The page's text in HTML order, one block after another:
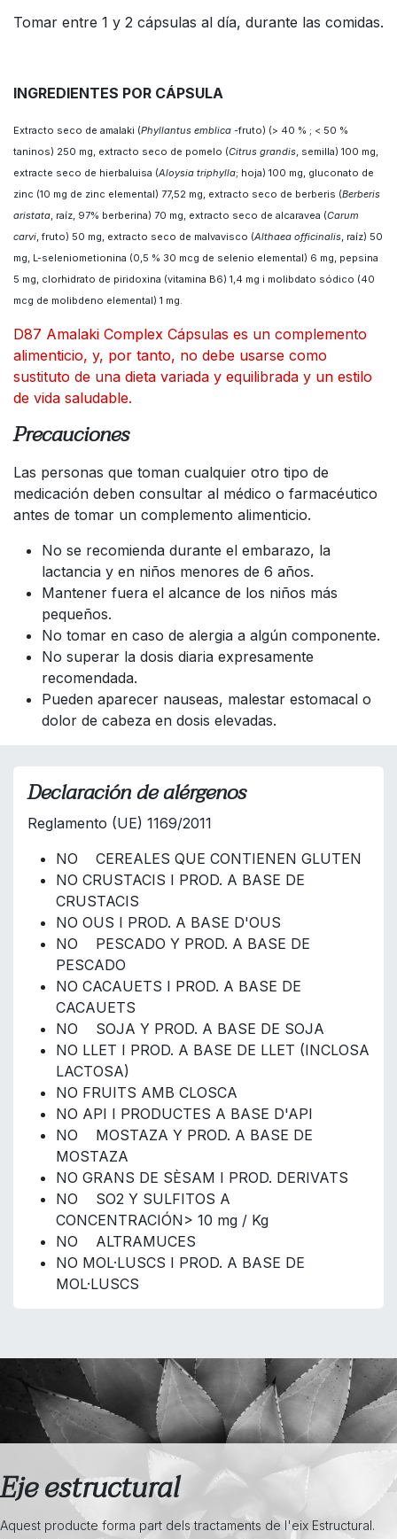
Tomar entre 1 y 2 cápsulas al día, durante las comidas.
INGREDIENTES POR CÁPSULA
Extracto seco de amalaki (Phyllantus emblica -fruto) (> 40 % ; < 50 %
taninos) 250 mg, extracto seco de pomelo (Citrus grandis, semilla) 100 mg,
extracte seco de hierbaluisa (Aloysia triphylla; hoja) 100 mg, gluconato de
zinc (10 mg de zinc elemental) 77,52 mg, extracto seco de berberis (Berberis
aristata, raíz, 97% berberina) 70 mg, extracto seco de alcaravea (Carum
carvi, fruto) 50 mg, extracto seco de malvavisco (Althaea officinalis, raíz) 50
mg, L-seleniometionina (0,5 % 30 mcg de selenio elemental) 6 mg, pepsina
5 mg, clorhidrato de piridoxina (vitamina B6) 1,4 mg i molibdato sódico (40
mcg de molibdeno elemental) 1 mg.
D87 Amalaki Complex Cápsulas es un complemento
alimenticio, y, por tanto, no debe usarse como
sustituto de una dieta variada y equilibrada y un estilo
de vida saludable.
Precauciones
Las personas que toman cualquier otro tipo de
medicación deben consultar al médico o farmacéutico
antes de tomar un complemento alimenticio.
No se recomienda durante el embarazo, la
lactancia y en niños menores de 6 años.
Mantener fuera el alcance de los niños más
pequeños.
No tomar en caso de alergia a algún componente.
No superar la dosis diaria expresamente
recomendada.
Pueden aparecer nauseas, malestar estomacal o
dolor de cabeza en dosis elevadas.
Declaración de alérgenos
Reglamento (UE) 1169/2011
NO CEREALES QUE CONTIENEN GLUTEN
NO CRUSTACIS I PROD. A BASE DE
CRUSTACIS
NO OUS I PROD. A BASE D'OUS
NO PESCADO Y PROD. A BASE DE
PESCADO
NO CACAUETS I PROD. A BASE DE
CACAUETS
NO SOJA Y PROD. A BASE DE SOJA
NO LLET I PROD. A BASE DE LLET (INCLOSA
LACTOSA)
NO FRUITS AMB CLOSCA
NO API I PRODUCTES A BASE D'API
NO MOSTAZA Y PROD. A BASE DE
MOSTAZA
NO GRANS DE SÈSAM I PROD. DERIVATS
NO SO2 Y SULFITOS A
CONCENTRACIÓN> 10 mg / Kg
NO ALTRAMUCES
NO MOL·LUSCS I PROD. A BASE DE
MOL·LUSCS
Eje estructural
Aquest producte forma part dels tractaments de l'eix Estructural.